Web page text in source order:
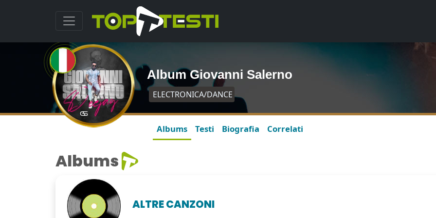
Album Giovanni Salerno
ELECTRONICA/DANCE
Albums Testi Biografia Correlati
Albums
ALTRE CANZONI